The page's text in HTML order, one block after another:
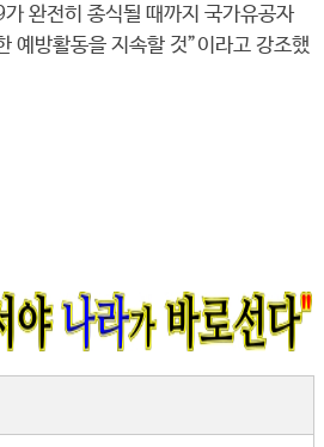
완전히 종식될 때까지 국가유공자
예방활동을 지속할 것”이라고 강조했